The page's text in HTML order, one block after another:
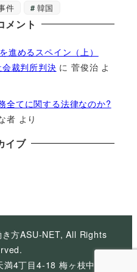
件 韓国
メント
進めるスペイン（上）
裁判所判決 に菅俊治 よ
全てに関する法律なのか?
者 より
イブ
方ASU-NET, All Rights
4丁目4-18 梅ヶ枝中央ビ